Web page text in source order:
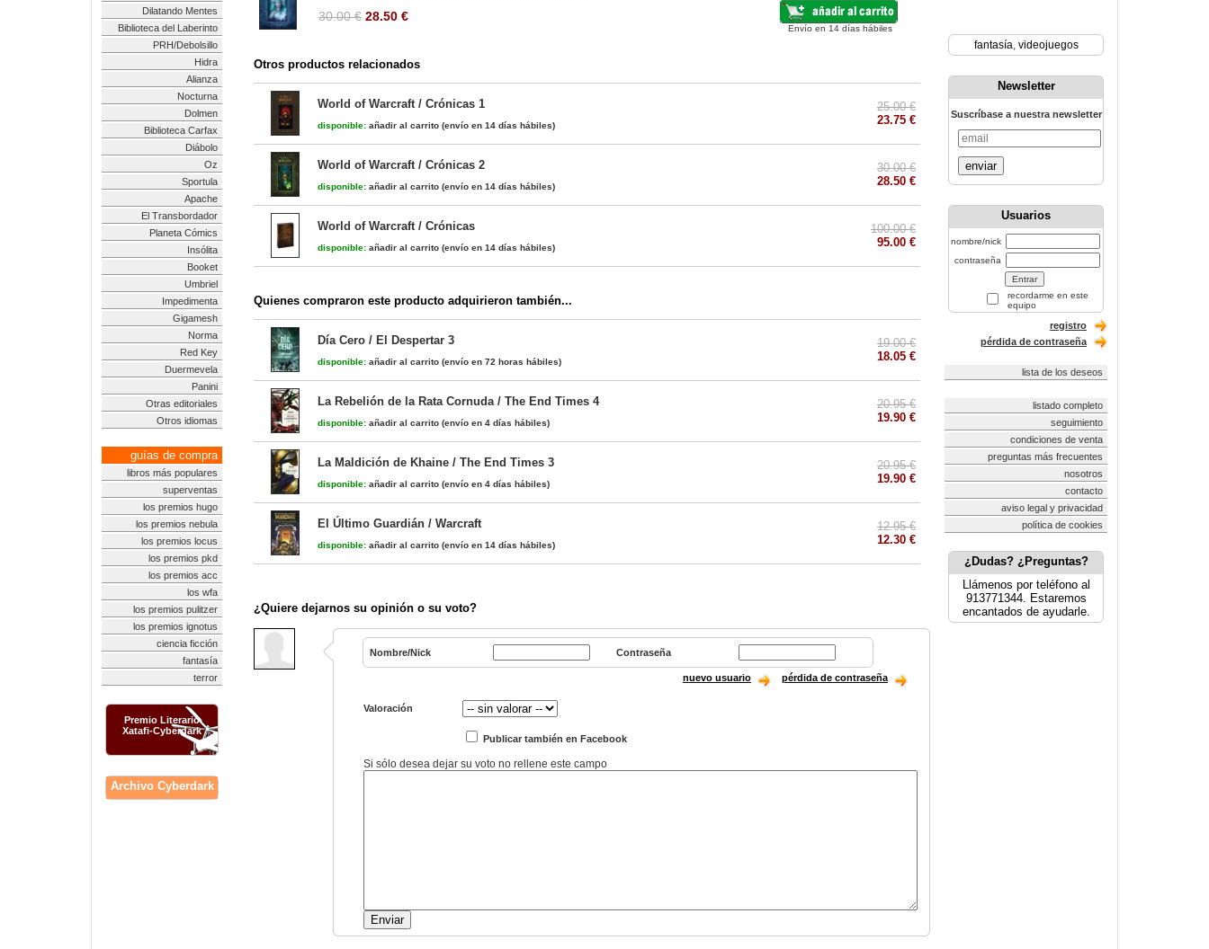
Dilatando Mentes
Biblioteca del Laberinto
PRH/Debolsillo
Hidra
Alianza
Nocturna
Dolmen
Biblioteca Carfax
Diábolo
Oz
Sportula
Apache
El Transbordador
Planeta Cómics
Insólita
Booket
Umbriel
Impedimenta
Gigamesh
Norma
Red Key
Duermevela
Panini
Otras editoriales
Otros idiomas
guías de compra
libros más populares
superventas
los premios hugo
los premios nebula
los premios locus
los premios pkd
los premios acc
los wfa
los premios pulitzer
los premios ignotus
ciencia ficción
fantasía
terror
Premio Literario
Xatafi-Cyberdark
Archivo Cyberdark
30.00 € 28.50 €
Envío en 14 días hábiles
Otros productos relacionados
World of Warcraft / Crónicas 1
disponible: añadir al carrito (envío en 14 días hábiles)
25.00 €
23.75 €
World of Warcraft / Crónicas 2
disponible: añadir al carrito (envío en 14 días hábiles)
30.00 €
28.50 €
World of Warcraft / Crónicas
disponible: añadir al carrito (envío en 14 días hábiles)
100.00 €
95.00 €
Quienes compraron este producto adquirieron también...
Día Cero / El Despertar 3
disponible: añadir al carrito (envío en 72 horas hábiles)
19.00 €
18.05 €
La Rebelión de la Rata Cornuda / The End Times 4
disponible: añadir al carrito (envío en 4 días hábiles)
20.95 €
19.90 €
La Maldición de Khaine / The End Times 3
disponible: añadir al carrito (envío en 4 días hábiles)
20.95 €
19.90 €
El Último Guardián / Warcraft
disponible: añadir al carrito (envío en 14 días hábiles)
12.95 €
12.30 €
¿Quiere dejarnos su opinión o su voto?
Nombre/Nick Contraseña
nuevo usuario pérdida de contraseña
Valoración
Publicar también en Facebook
Si sólo desea dejar su voto no rellene este campo
fantasía, videojuegos
Newsletter
Suscríbase a nuestra newsletter
enviar
Usuarios
nombre/nick
contraseña
recordarme en este
equipo
registro
pérdida de contraseña
lista de los deseos
listado completo
seguimiento
condiciones de venta
preguntas más frecuentes
nosotros
contacto
aviso legal y privacidad
política de cookies
¿Dudas? ¿Preguntas?
Llámenos por teléfono al
913771344. Estaremos
encantados de ayudarle.